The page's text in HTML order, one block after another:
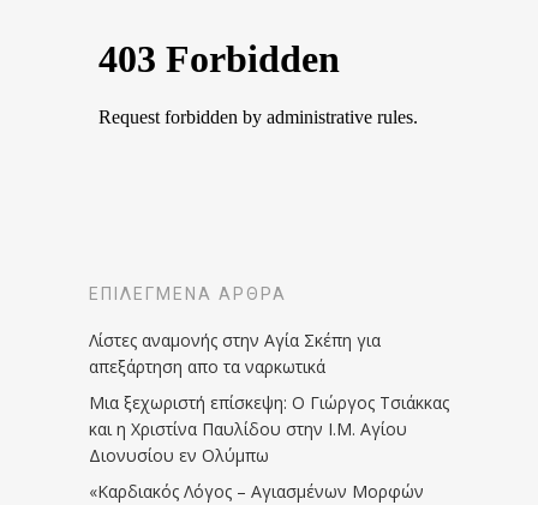
ΕΠΙΛΕΓΜΈΝΑ ΆΡΘΡΑ
Λίστες αναμονής στην Αγία Σκέπη για
απεξάρτηση απο τα ναρκωτικά
Μια ξεχωριστή επίσκεψη: Ο Γιώργος Τσιάκκας
και η Χριστίνα Παυλίδου στην Ι.Μ. Αγίου
Διονυσίου εν Ολύμπω
«Καρδιακός Λόγος – Αγιασμένων Μορφών